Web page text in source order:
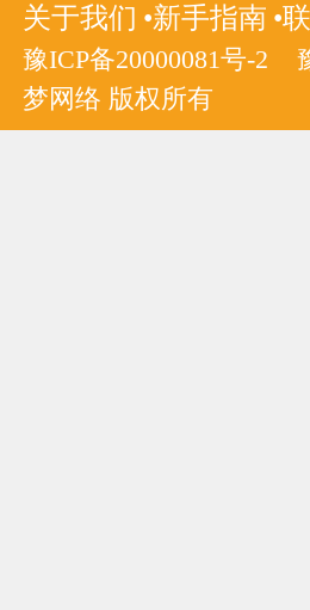
关于我们 新手指南
豫ICP备20000081号-2
梦网络 版权所有